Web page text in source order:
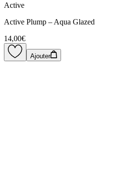
Active
Active Plump – Aqua Glazed
14,00€
Ajouter